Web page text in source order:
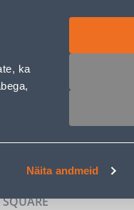
ka
Näita andmeid